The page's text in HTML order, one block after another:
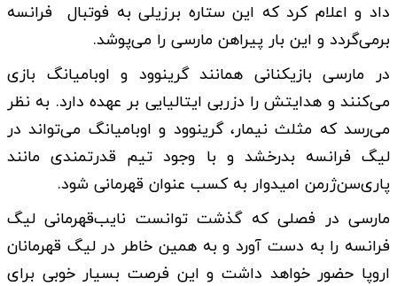
داد و اعلام کرد که این ستاره برزیلی به فوتبال فرانسه
برمی‌گردد و این بار پیراهن مارسی را می‌پوشد.
در مارسی بازیکنانی همانند گرینوود و اوبامیانگ بازی
می‌کنند و هدایتش را دزربی ایتالیایی بر عهده دارد. به نظر
می‌رسد که مثلث نیمار، گرینوود و اوبامیانگ می‌تواند در
لیگ فرانسه بدرخشد و با وجود تیم قدرتمندی مانند
پاری‌سن‌ژرمن امیدوار به کسب عنوان قهرمانی شود.
مارسی در فصلی که گذشت توانست نایب‌قهرمانی لیگ
فرانسه را به دست آورد و به همین خاطر در لیگ قهرمانان
اروپا حضور خواهد داشت و این فرصت بسیار خوبی برای